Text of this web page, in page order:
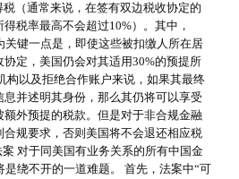
（通常来说，在签有双边税收协定的
税率最高不会超过10%）。其中，
关键一点是，即使这些被扣缴人所在居
定，美国仍会对其适用30%的预提所
构以及拒绝合作账户来说，如果其最终
并述明其身份，那么其仍将可以享受
外预提的税款。但是对于非合规金融
规要求，否则美国将不会退还相应税
对于同美国有业务关系的所有中国金
是绕不开的一道难题。 首先，法案中“可